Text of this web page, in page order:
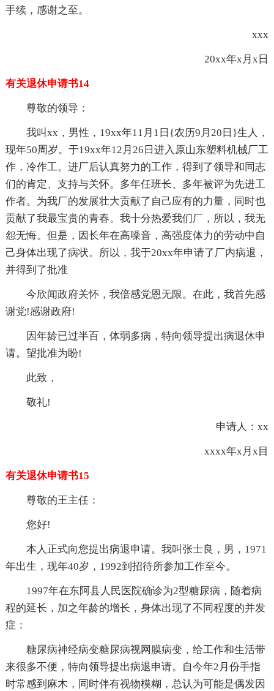
手续，感谢之至。
xxx
20xx年x月x日
有关退休申请书14
尊敬的领导：
我叫xx，男性，19xx年11月1日{农历9月20日}生人，
现年50周岁。于19xx年12月26日进入原山东塑料机械厂工
作，冷作工。进厂后认真努力的工作，得到了领导和同志
们的肯定、支持与关怀。多年任班长、多年被评为先进工
作者。为我厂的发展壮大贡献了自己应有的力量，同时也
贡献了我最宝贵的青春。我十分热爱我们厂，所以，我无
怨无悔。但是，因长年在高噪音，高强度体力的劳动中自
己身体出现了病状。所以，我于20xx年申请了厂内病退，
并得到了批准
今欣闻政府关怀，我倍感党恩无限。在此，我首先感
谢党!感谢政府!
因年龄已过半百，体弱多病，特向领导提出病退休申
请。望批准为盼!
此致，
敬礼!
申请人：xx
xxxx年x月x目
有关退休申请书15
尊敬的王主任：
您好!
本人正式向您提出病退申请。我叫张士良，男，1971
年出生，现年40岁，1992到招待所参加工作至今。
1997年在东阿县人民医院确诊为2型糖尿病，随着病
程的延长，加之年龄的增长，身体出现了不同程度的并发
症：
糖尿病神经病变糖尿病视网膜病变，给工作和生活带
来很多不便，特向领导提出病退申请。自今年2月份手指
时常感到麻木，同时伴有视物模糊，总认为可能是偶发因